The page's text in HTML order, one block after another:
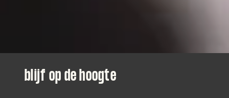
blijf op de hoogte